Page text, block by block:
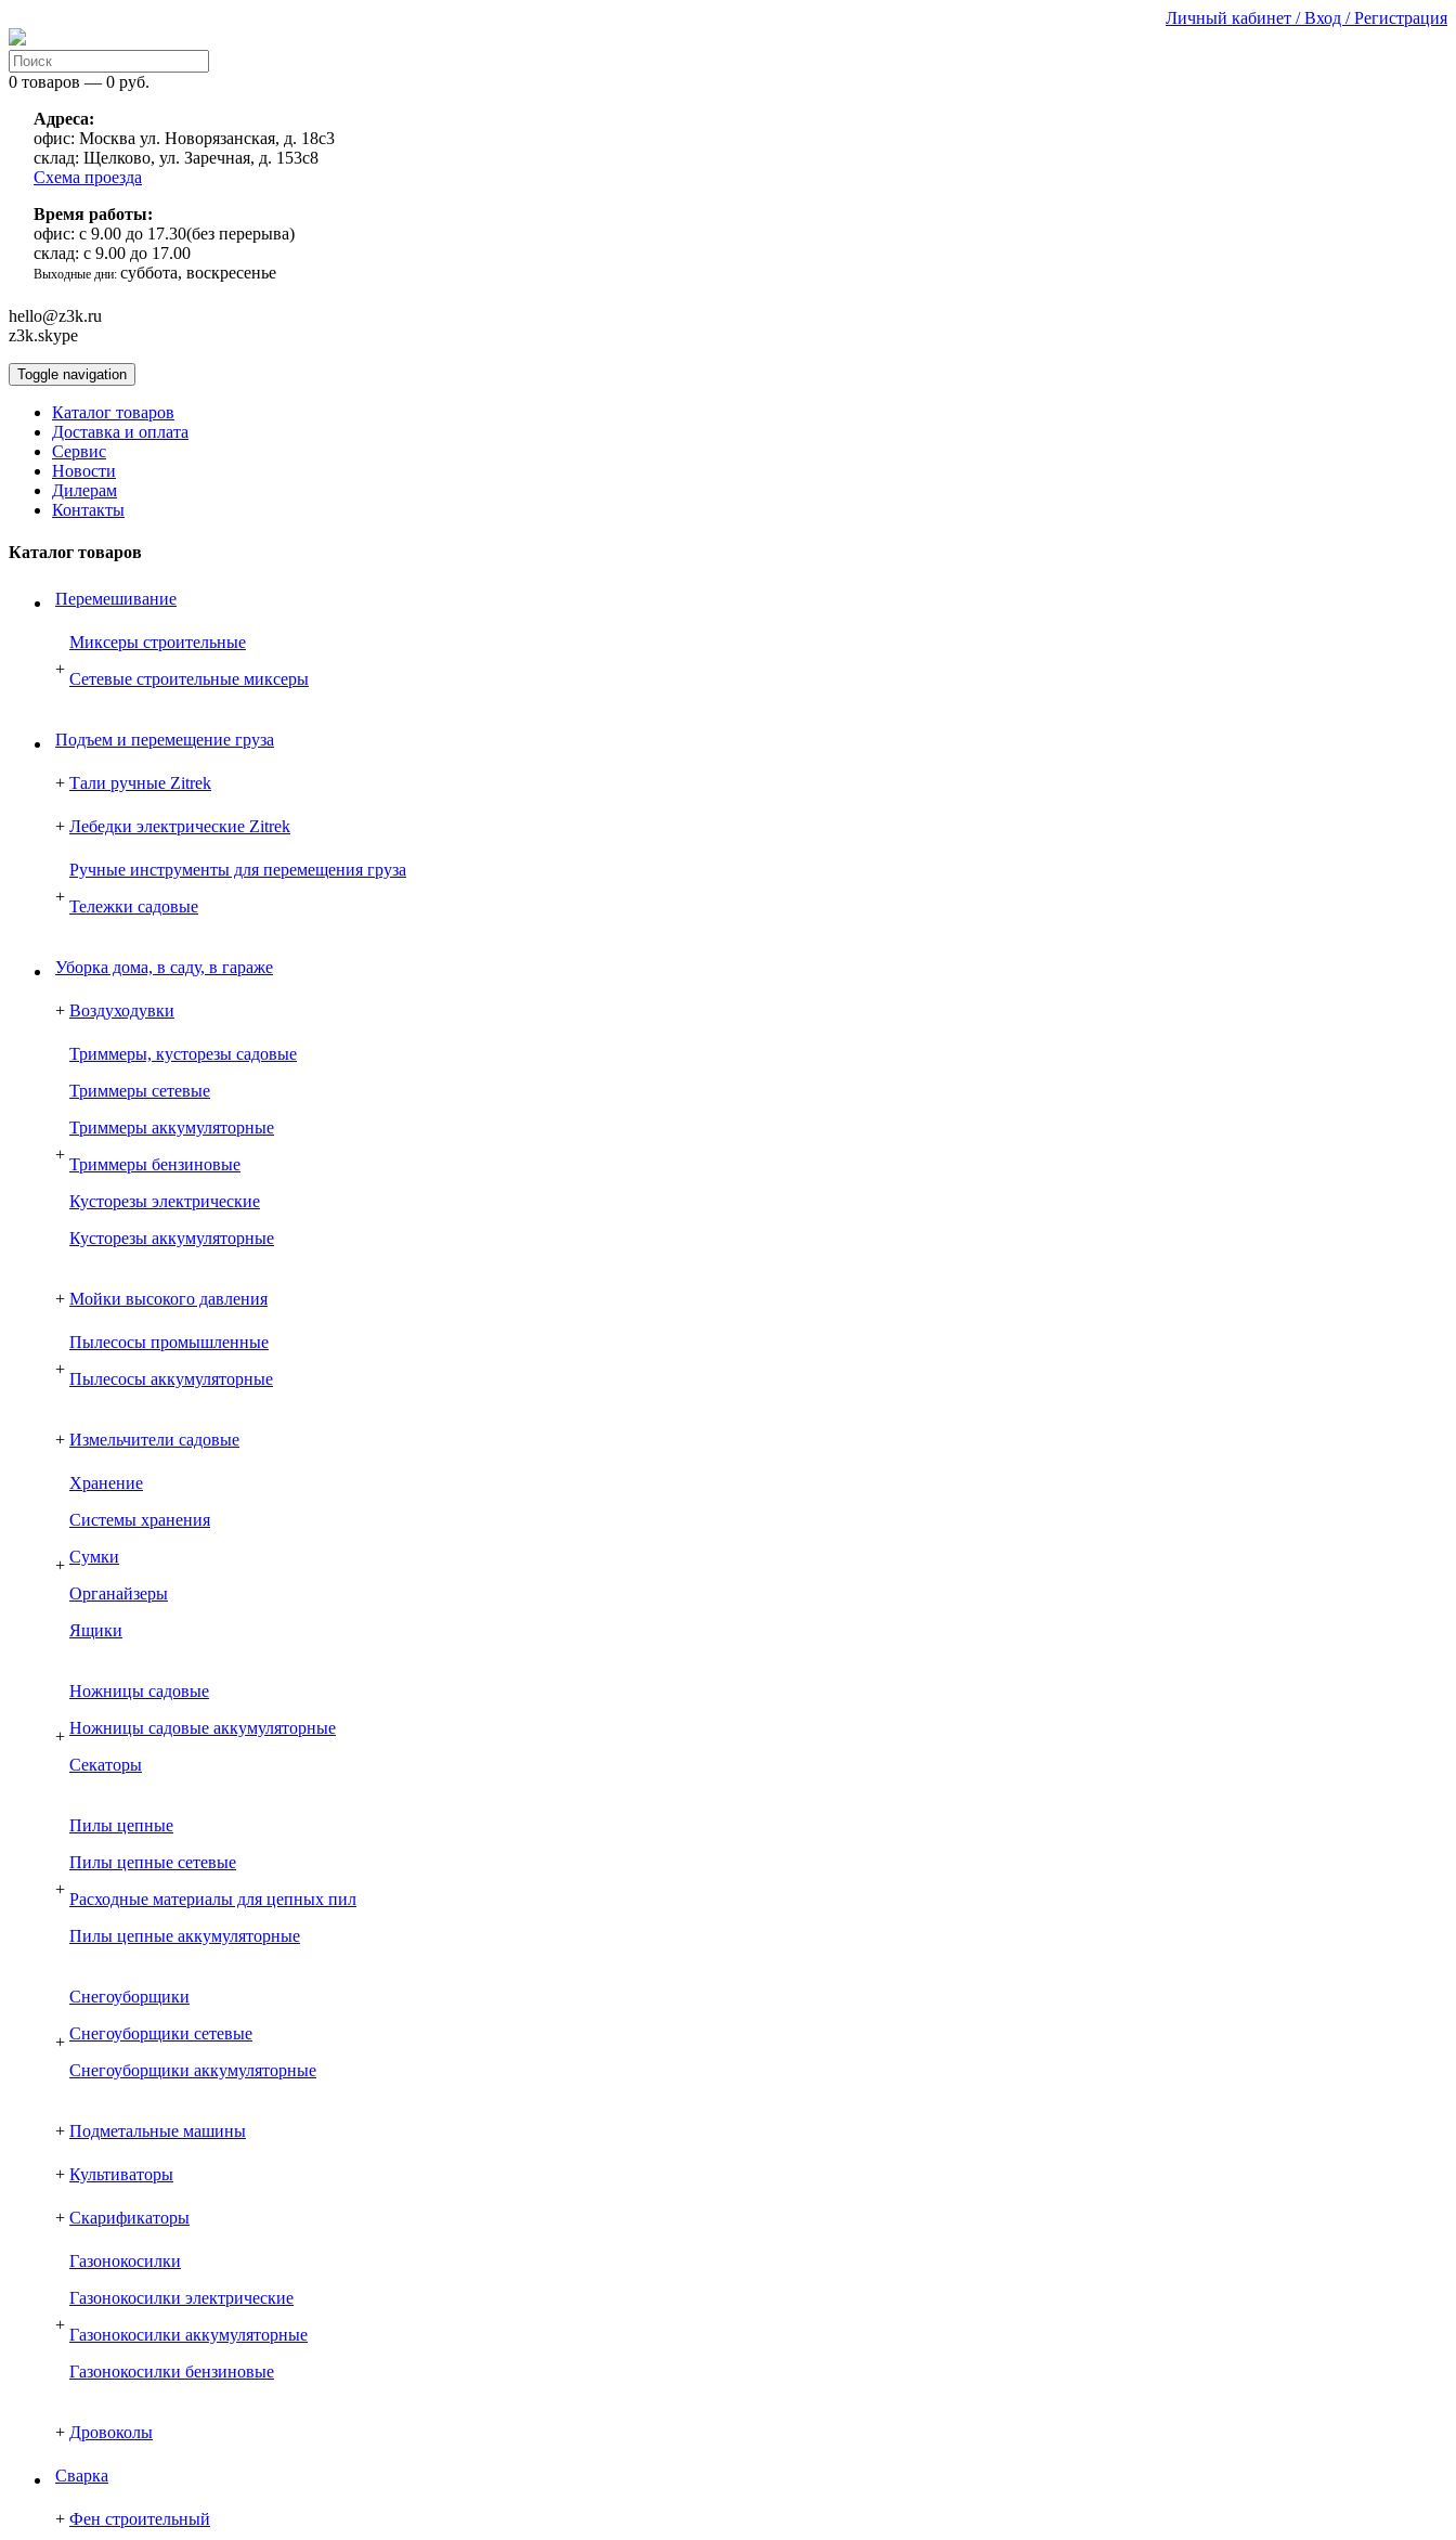
Личный кабинет / Вход / Регистрация
0 товаров — 0 руб.
Адреса:
офис: Москва ул. Новорязанская, д. 18с3
склад: Щелково, ул. Заречная, д. 153с8
Схема проезда
Время работы:
офис: с 9.00 до 17.30(без перерыва)
склад: с 9.00 до 17.00
Выходные дни: суббота, воскресенье
hello@z3k.ru
z3k.skype
Toggle navigation
Каталог товаров
Доставка и оплата
Сервис
Новости
Дилерам
Контакты
Каталог товаров
Перемешивание
+
Миксеры строительные
Сетевые строительные миксеры
Подъем и перемещение груза
+ Тали ручные Zitrek
+ Лебедки электрические Zitrek
+
Ручные инструменты для перемещения груза
Тележки садовые
Уборка дома, в саду, в гараже
+ Воздуходувки
+
Триммеры, кусторезы садовые
Триммеры сетевые
Триммеры аккумуляторные
Триммеры бензиновые
Кусторезы электрические
Кусторезы аккумуляторные
+ Мойки высокого давления
+
Пылесосы промышленные
Пылесосы аккумуляторные
+ Измельчители садовые
+
Хранение
Системы хранения
Сумки
Органайзеры
Ящики
+
Ножницы садовые
Ножницы садовые аккумуляторные
Секаторы
+
Пилы цепные
Пилы цепные сетевые
Расходные материалы для цепных пил
Пилы цепные аккумуляторные
+
Снегоуборщики
Снегоуборщики сетевые
Снегоуборщики аккумуляторные
+ Подметальные машины
+ Культиваторы
+ Скарификаторы
+
Газонокосилки
Газонокосилки электрические
Газонокосилки аккумуляторные
Газонокосилки бензиновые
+ Дровоколы
Сварка
+ Фен строительный